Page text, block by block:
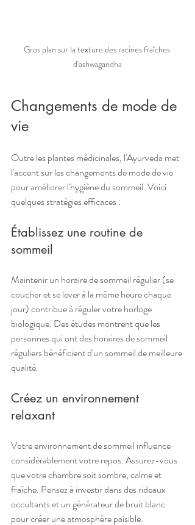
Gros plan sur la texture des racines fraîches
d'ashwagandha
Changements de mode de
vie
Outre les plantes médicinales, l'Ayurveda met
l'accent sur les changements de mode de vie
pour améliorer l'hygiène du sommeil. Voici
quelques stratégies efficaces :
Établissez une routine de
sommeil
Maintenir un horaire de sommeil régulier (se
coucher et se lever à la même heure chaque
jour) contribue à réguler votre horloge
biologique. Des études montrent que les
personnes qui ont des horaires de sommeil
réguliers bénéficient d'un sommeil de meilleure
qualité.
Créez un environnement
relaxant
Votre environnement de sommeil influence
considérablement votre repos. Assurez-vous
que votre chambre soit sombre, calme et
fraîche. Pensez à investir dans des rideaux
occultants et un générateur de bruit blanc
pour créer une atmosphère paisible.